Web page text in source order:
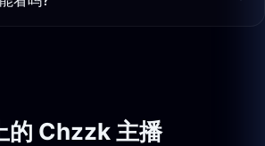
的 Chzzk 主播